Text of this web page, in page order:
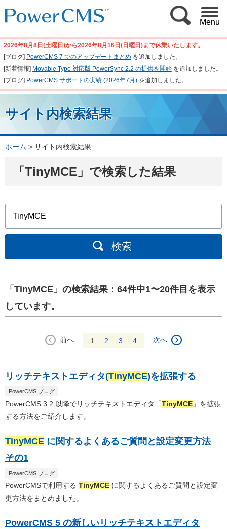
Menu
2026年8月8日(土曜日)から2026年8月16日(日曜日)まで休業いたします。
[ブログ] PowerCMS 7 でのアップデートまとめ を追加しました。
[新着情報] Movable Type 対応版 PowerSync 2.2 の提供を開始を追加しました。
[ブログ] PowerCMS サポートの実績 (2026年7月)を追加しました。
サイト内検索結果
ホーム > サイト内検索結果
「TinyMCE」で検索した結果
検索
「TinyMCE」の検索結果：64件中1〜20件目を表示
しています。
前へ 1 2 3 4 次へ
リッチテキストエディタ(TinyMCE)を拡張する
PowerCMS ブログ
PowerCMS 3.2 以降でリッチテキストエディタ「TinyMCE 」を拡張
する方法をご紹介します。
TinyMCE に関するよくあるご質問と設定変更方法
その1
PowerCMS ブログ
PowerCMSで利用する TinyMCE に関するよくあるご質問と設定変
更方法をまとめました。
PowerCMS 5 の新しいリッチテキストエディタ